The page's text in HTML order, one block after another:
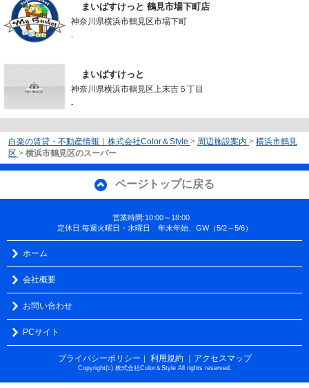
まいばすけっと 鶴見市場下町店
神奈川県横浜市鶴見区市場下町
-
まいばすけっと
神奈川県横浜市鶴見区上末吉５丁目
-
白楽の賃貸・不動産情報｜株式会社Color＆Style > 周辺施設案内 > 横浜市鶴見
区 > 横浜市鶴見区のスーパー
ページトップに戻る
営業時間:10:00～18:00
定休日:毎週火曜日・水曜日 年末年始、GW（5/2～5/6）
ホーム
会社概要
お問い合わせ
PCサイト
プライバシーポリシー ｜ 利用規約 ｜アクセスマップ
Copyright(c) 株式会社Color＆Style All rights reserved.